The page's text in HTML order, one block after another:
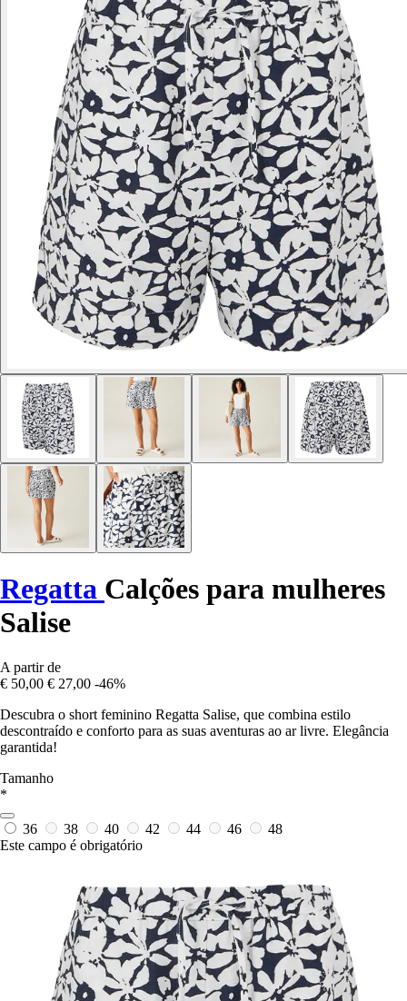
Regatta Calções para mulheres
Salise
A partir de
€ 50,00 € 27,00 -46%
Descubra o short feminino Regatta Salise, que combina estilo
descontraído e conforto para as suas aventuras ao ar livre. Elegância
garantida!
Tamanho
*
36 38 40 42 44 46
48
Este campo é obrigatório